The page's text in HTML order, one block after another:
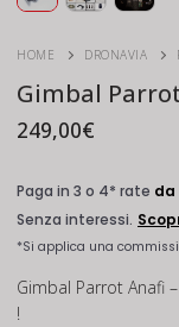
HOME DRONAVIA
Gimbal
249,00€
Gimbal Parrot Anafi
!